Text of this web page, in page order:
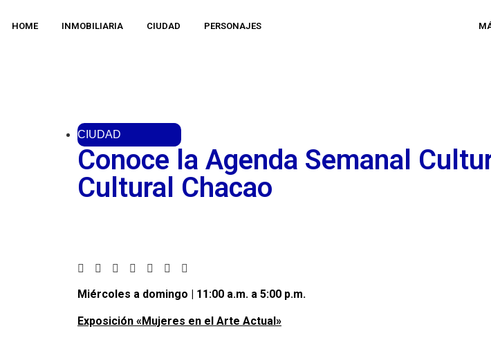
HOME INMOBILIARIA CIUDAD PERSONAJES
CIUDAD
Conoce la Agenda Semanal
Cultural Chacao
Miércoles a domingo | 11:00 a.m. a 5:00 p.m.
Exposición «Mujeres en el Arte Actual»